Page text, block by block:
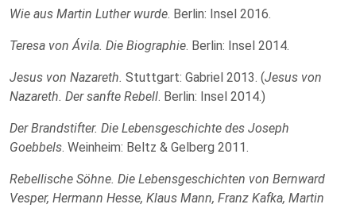
Wie aus Martin Luther wurde. Berlin: Insel 2016.
Teresa von Ávila. Die Biographie. Berlin: Insel 2014.
Jesus von Nazareth. Stuttgart: Gabriel 2013. (Jesus von
Nazareth. Der sanfte Rebell. Berlin: Insel 2014.)
Der Brandstifter. Die Lebensgeschichte des Joseph
Goebbels. Weinheim: Beltz & Gelberg 2011.
Rebellische Söhne. Die Lebensgeschichten von Bernward
Vesper, Hermann Hesse, Klaus Mann, Franz Kafka, Martin